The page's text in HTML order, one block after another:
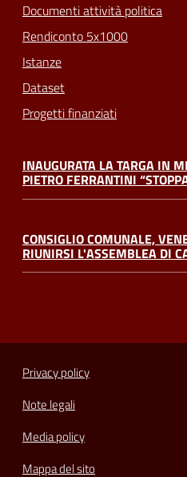
Documenti attività politica
Rendiconto 5x1000
Istanze
Dataset
Progetti finanziati
INAUGURATA LA TARGA IN
PIETRO FERRANTINI
CONSIGLIO COMUNALE,
RIUNIRSI L'ASSEMBLEA DI
Privacy policy
Note legali
Media policy
Mappa del sito